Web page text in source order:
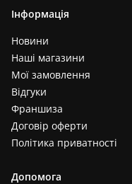
Інформація
Новини
Наші магазини
Мої замовлення
Відгуки
Франшиза
Договір оферти
Політика приватності
Допомога